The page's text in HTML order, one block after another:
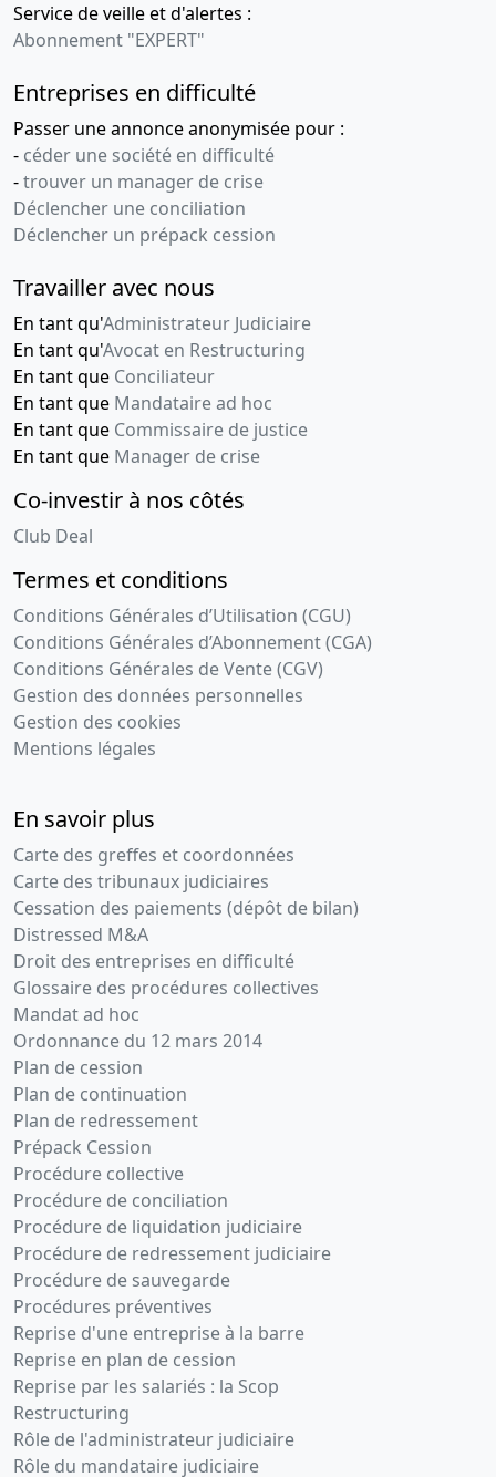
Service de veille et d'alertes :
Abonnement "EXPERT"
Entreprises en difficulté
Passer une annonce anonymisée pour :
- céder une société en difficulté
-trouver un manager de crise
Déclencher une conciliation
Déclencher un prépack cession
Travailler avec nous
En tant qu'Administrateur Judiciaire
En tant qu'Avocat en Restructuring
En tant que Conciliateur
En tant que Mandataire ad hoc
En tant que Commissaire de justice
En tant que Manager de crise
Co-investir à nos côtés
Club Deal
Termes et conditions
Conditions Générales d’Utilisation (CGU)
Conditions Générales d’Abonnement (CGA)
Conditions Générales de Vente (CGV)
Gestion des données personnelles
Gestion des cookies
Mentions légales
En savoir plus
Carte des greffes et coordonnées
Carte des tribunaux judiciaires
Cessation des paiements (dépôt de bilan)
Distressed M&A
Droit des entreprises en difficulté
Glossaire des procédures collectives
Mandat ad hoc
Ordonnance du 12 mars 2014
Plan de cession
Plan de continuation
Plan de redressement
Prépack Cession
Procédure collective
Procédure de conciliation
Procédure de liquidation judiciaire
Procédure de redressement judiciaire
Procédure de sauvegarde
Procédures préventives
Reprise d'une entreprise à la barre
Reprise en plan de cession
Reprise par les salariés : la Scop
Restructuring
Rôle de l'administrateur judiciaire
Rôle du mandataire judiciaire